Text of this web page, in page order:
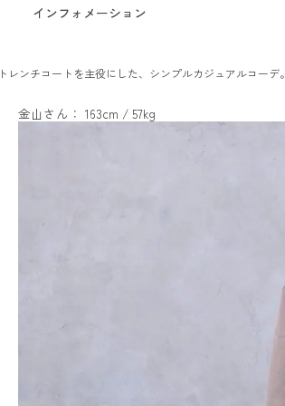
インフォメーション
トレンチコートを主役にした、シンプルカジュアルコーデ。
金山さん： 163cm / 57kg